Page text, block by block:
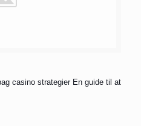
casino strategier En guide til at